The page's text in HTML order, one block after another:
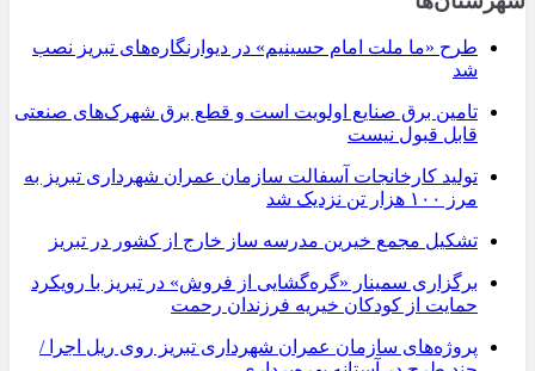
طرح «ما ملت امام حسینیم» در دیوارنگاره‌های تبریز نصب
شد
تامین برق صنایع اولویت است و قطع برق شهرک‌های صنعتی
قابل قبول نیست
تولید کارخانجات آسفالت سازمان عمران شهرداری تبریز به
مرز ۱۰۰ هزار تن نزدیک شد
تشکیل مجمع خیرین مدرسه ‌ساز خارج از کشور در تبریز
برگزاری سمینار «گره‌گشایی از فروش» در تبریز با رویکرد
حمایت از کودکان خیریه فرزندان رحمت
پروژه‌های سازمان عمران شهرداری تبریز روی ریل اجرا /